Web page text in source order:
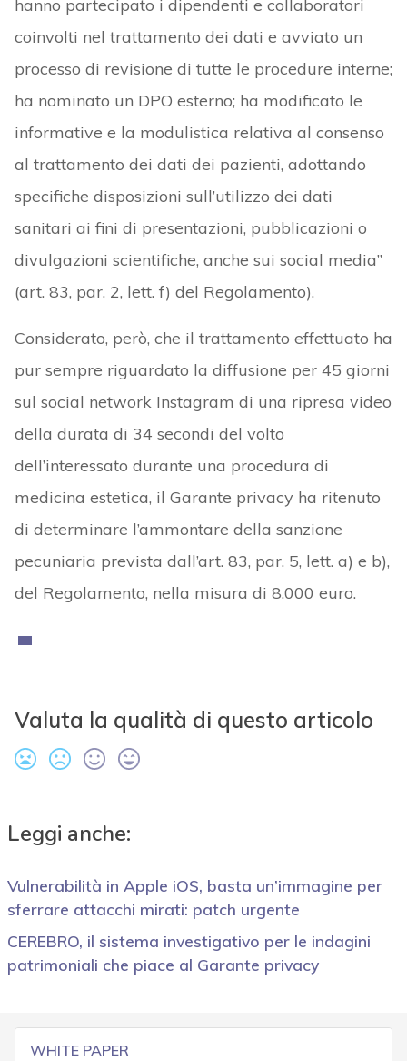
hanno partecipato i dipendenti e collaboratori
coinvolti nel trattamento dei dati e avviato un
processo di revisione di tutte le procedure interne;
ha nominato un DPO esterno; ha modificato le
informative e la modulistica relativa al consenso
al trattamento dei dati dei pazienti, adottando
specifiche disposizioni sull’utilizzo dei dati
sanitari ai fini di presentazioni, pubblicazioni o
divulgazioni scientifiche, anche sui social media”
(art. 83, par. 2, lett. f) del Regolamento).
Considerato, però, che il trattamento effettuato ha
pur sempre riguardato la diffusione per 45 giorni
sul social network Instagram di una ripresa video
della durata di 34 secondi del volto
dell’interessato durante una procedura di
medicina estetica, il Garante privacy ha ritenuto
di determinare l’ammontare della sanzione
pecuniaria prevista dall’art. 83, par. 5, lett. a) e b),
del Regolamento, nella misura di 8.000 euro.
Valuta la qualità di questo articolo
Leggi anche:
Vulnerabilità in Apple iOS, basta un’immagine per
sferrare attacchi mirati: patch urgente
CEREBRO, il sistema investigativo per le indagini
patrimoniali che piace al Garante privacy
WHITE PAPER